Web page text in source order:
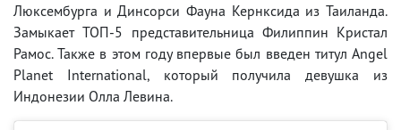
Люксембурга и Динсорси Фауна Кернксида из Таиланда.
Замыкает ТОП-5 представительница Филиппин Кристал
Рамос. Также в этом году впервые был введен титул Angel
Planet International, который получила девушка из
Индонезии Олла Левина.